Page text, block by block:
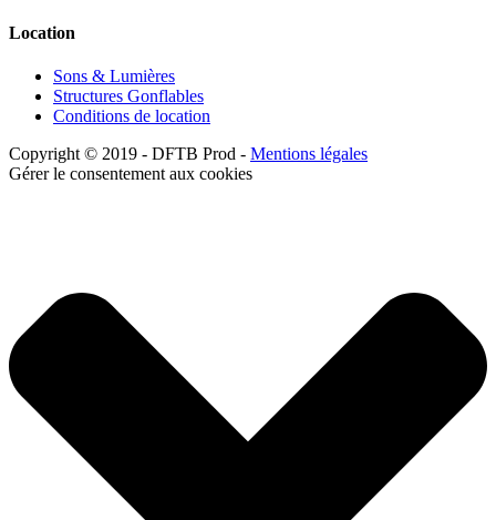
Location
Sons & Lumières
Structures Gonflables
Conditions de location
Copyright © 2019 - DFTB Prod - Mentions légales
Gérer le consentement aux cookies